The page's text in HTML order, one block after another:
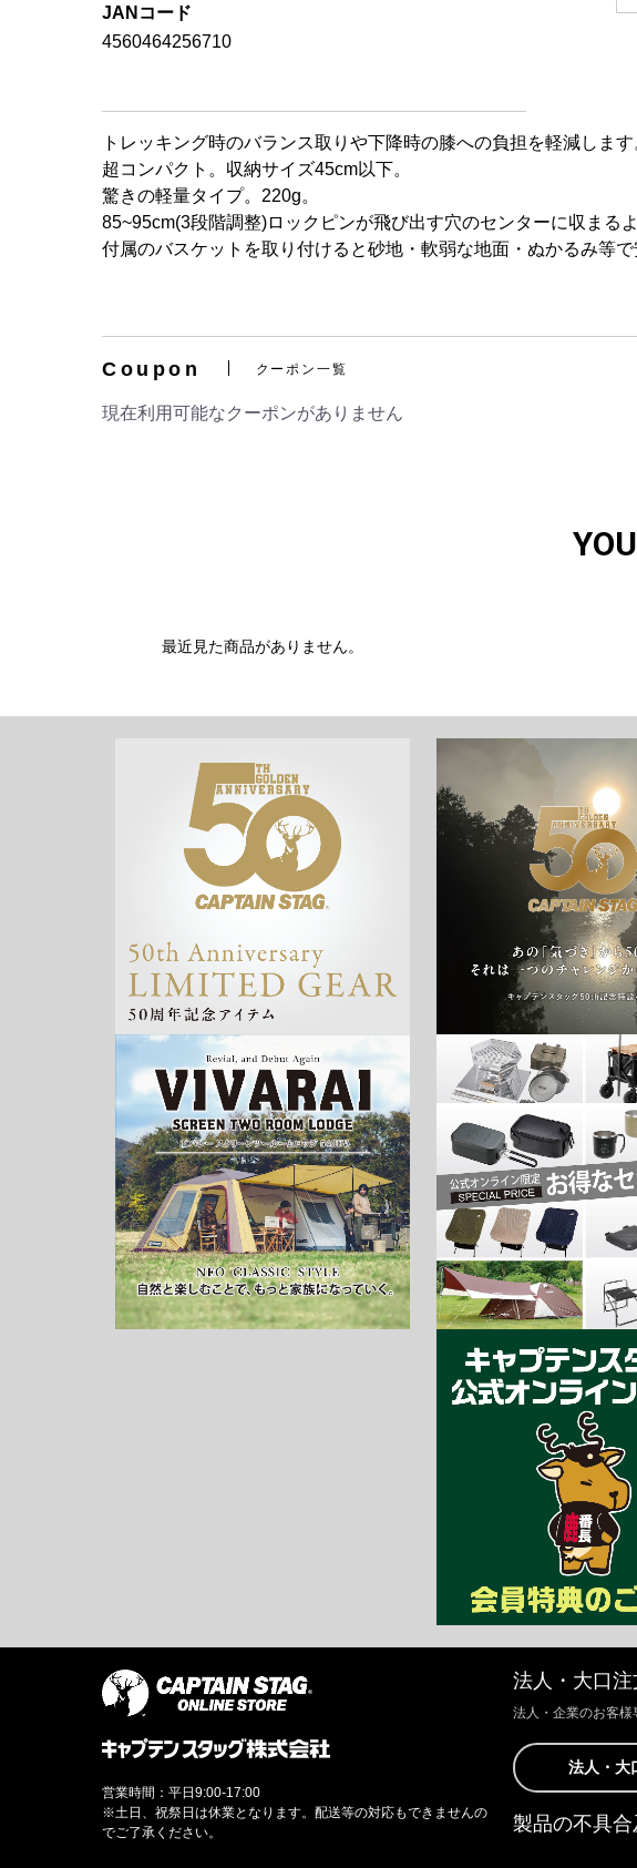
JANコード
4560464256710
トレッキング時のバランス取りや下降時の膝への負担を軽減します
超コンパクト。収納サイズ45cm以下。
驚きの軽量タイプ。220g。
85~95cm(3段階調整)ロックピンが飛び出す穴のセンターに収まる
付属のバスケットを取り付けると砂地・軟弱な地面・ぬかるみ等で
Coupon クーポン一覧
現在利用可能なクーポンがありません
最近見た商品がありません。
法人・大口
法人・企業のお客様
法人・大
製品の不具
営業時間：平日9:00-17:00
※土日、祝祭日は休業となります。配送等の対応もできませんの
でご了承ください。